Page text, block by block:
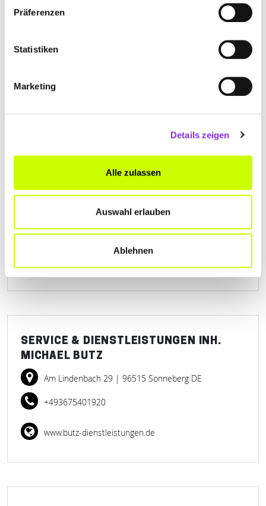
Präferenzen
Statistiken
Marketing
Details zeigen
Alle zulassen
Auswahl erlauben
Ablehnen
+491744210358
norman-dostal-garten-und-
REINHARD ZICKLER
Schloßgartenstraße 31| 98574 Schmalkalden DE
SERVICE & DIENSTLEISTUNGEN INH.
MICHAEL BUTZ
Am Lindenbach 29 | 96515 Sonneberg DE
+493675401920
www.butz-dienstleistungen.de